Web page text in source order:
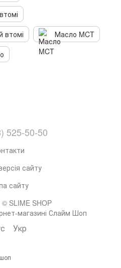
втомі
Масло MCT
525-50-50
сайту
сайту
SLIME SHOP
магазині Слайм Шоп
Укр